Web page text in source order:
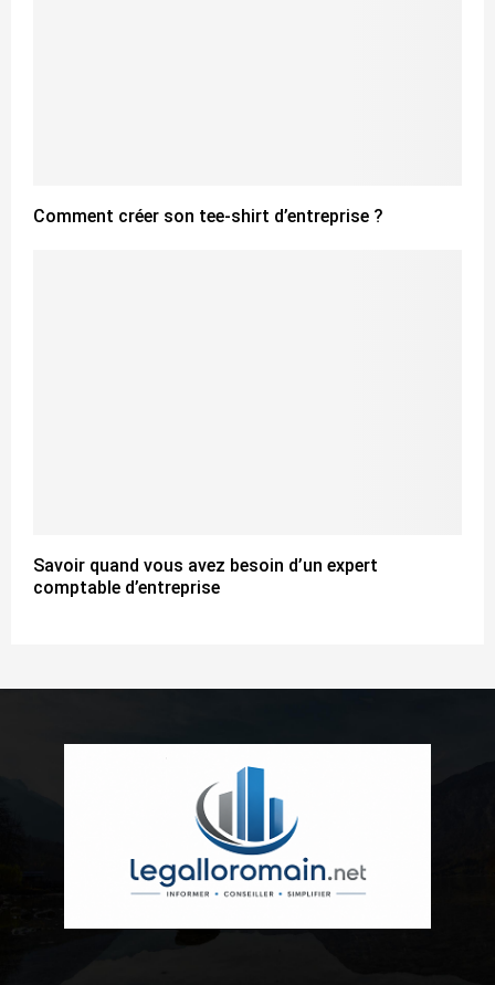
Comment créer son tee-shirt d’entreprise ?
Savoir quand vous avez besoin d’un expert
comptable d’entreprise